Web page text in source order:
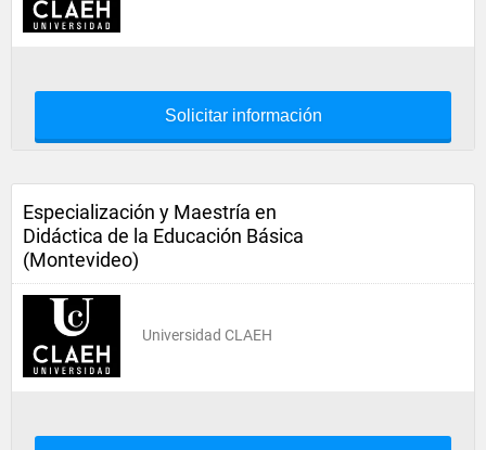
Solicitar información
Especialización y Maestría en
Didáctica de la Educación Básica
(Montevideo)
Universidad CLAEH